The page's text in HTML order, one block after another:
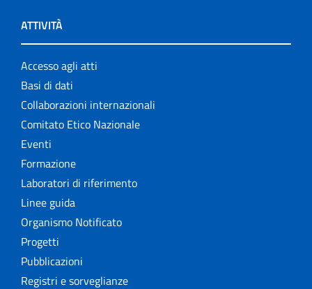
ATTIVITÀ
Accesso agli atti
Basi di dati
Collaborazioni internazionali
Comitato Etico Nazionale
Eventi
Formazione
Laboratori di riferimento
Linee guida
Organismo Notificato
Progetti
Pubblicazioni
Registri e sorveglianze